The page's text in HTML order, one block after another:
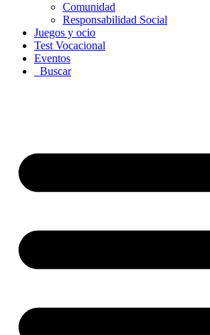
Comunidad
Responsabilidad Social
Juegos y ocio
Test Vocacional
Eventos
Buscar